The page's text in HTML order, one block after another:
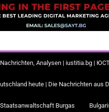
Analysen | iustitia.bg |
heute | Die Nachrichten aus
Staatsanwaltschaft Burgas